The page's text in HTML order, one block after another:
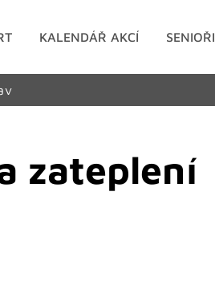
KALENDÁŘ AKCÍ SENIOŘI
zateplení